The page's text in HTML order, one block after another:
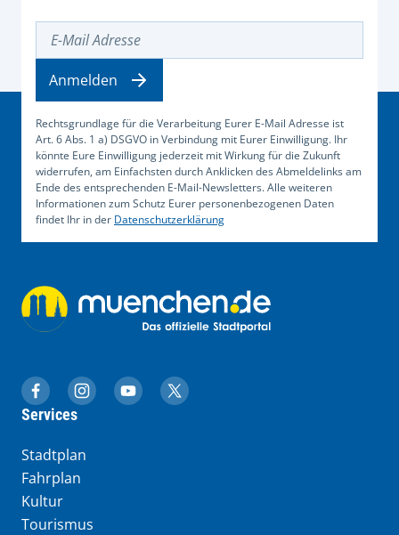
Rechtsgrundlage für die Verarbeitung Eurer E-Mail Adresse ist
Art. 6 Abs. 1 a) DSGVO in Verbindung mit Eurer Einwilligung. Ihr
könnte Eure Einwilligung jederzeit mit Wirkung für die Zukunft
widerrufen, am Einfachsten durch Anklicken des Abmeldelinks am
Ende des entsprechenden E-Mail-Newsletters. Alle weiteren
Informationen zum Schutz Eurer personenbezogenen Daten
findet Ihr in der Datenschutzerklärung
Anmelden
muenchen.de auf Facebook
muenchen.de auf Instagram
muenchen.de auf YouTube
muenchen.de auf X
Services
Stadtplan
Fahrplan
Kultur
Tourismus